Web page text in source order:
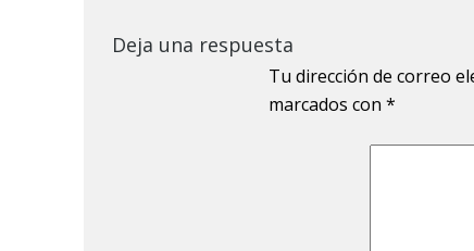
Deja una respuesta
Tu dirección de correo
marcados con *